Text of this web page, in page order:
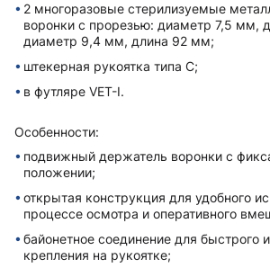
2 многоразовые стерилизуемые
воронки с прорезью: диаметр 7,5 мм,
диаметр 9,4 мм, длина 92 мм;
штекерная рукоятка типа C;
в футляре VET-I.
Особенности:
подвижный держатель воронки с
положении;
открытая конструкция для удобного
процессе осмотра и оперативного
байонетное соединение для быстрого
крепления на рукоятке;